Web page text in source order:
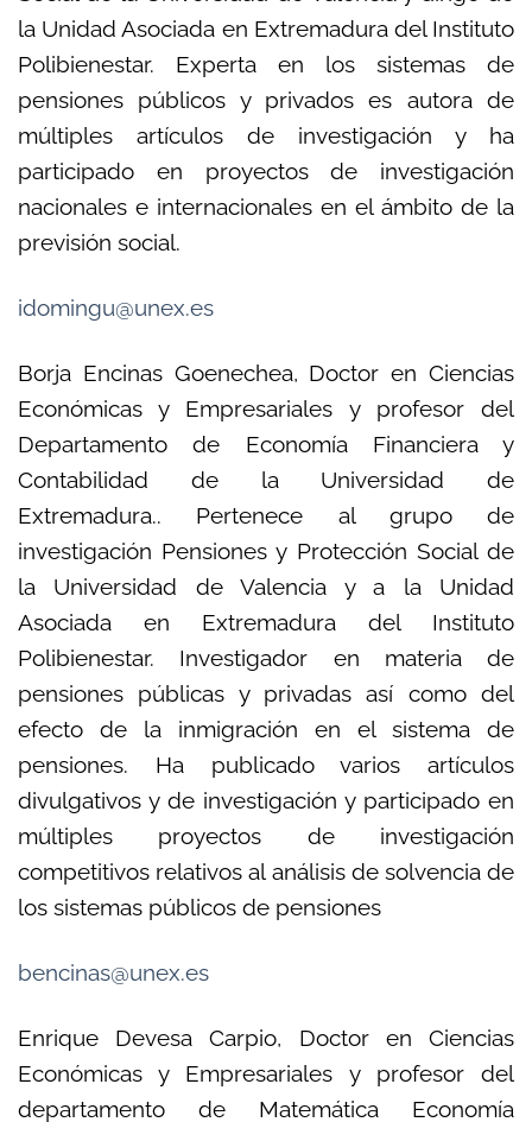
la Unidad Asociada en Extremadura del Instituto
Polibienestar. Experta en los sistemas de
pensiones públicos y privados es autora de
múltiples artículos de investigación y ha
participado en proyectos de investigación
nacionales e internacionales en el ámbito de la
previsión social.
idomingu@unex.es
Borja Encinas Goenechea, Doctor en Ciencias
Económicas y Empresariales y profesor del
Departamento de Economía Financiera y
Contabilidad de la Universidad de
Extremadura.. Pertenece al grupo de
investigación Pensiones y Protección Social de
la Universidad de Valencia y a la Unidad
Asociada en Extremadura del Instituto
Polibienestar. Investigador en materia de
pensiones públicas y privadas así como del
efecto de la inmigración en el sistema de
pensiones. Ha publicado varios artículos
divulgativos y de investigación y participado en
múltiples proyectos de investigación
competitivos relativos al análisis de solvencia de
los sistemas públicos de pensiones
bencinas@unex.es
Enrique Devesa Carpio, Doctor en Ciencias
Económicas y Empresariales y profesor del
departamento de Matemática Economía